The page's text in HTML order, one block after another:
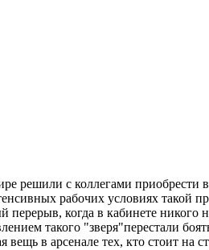
решили с коллегами приобрести
рабочих условиях такой
когда в кабинете никого
такого "зверя"перестали
в арсенале тех, кто стоит на